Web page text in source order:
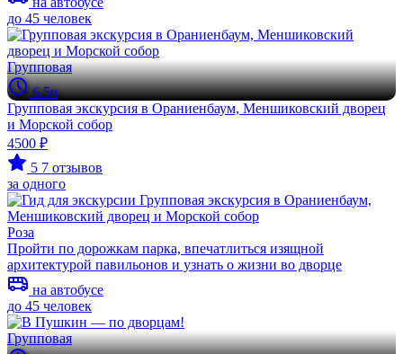
до 45 человек
Групповая
6.5ч
Групповая экскурсия в Ораниенбаум, Меншиковский дворец
и Морской собор
4500 ₽
5 7 отзывов
за одного
Роза
Пройти по дорожкам парка, впечатлиться изящной
архитектурой павильонов и узнать о жизни во дворце
на автобусе
до 45 человек
Групповая